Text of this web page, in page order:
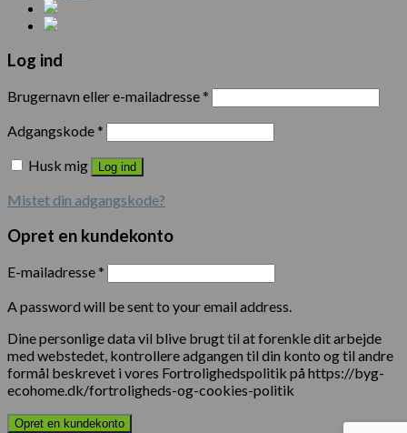
Log ind
Brugernavn eller e-mailadresse*
Adgangskode*
Husk mig
Log ind
Mistet din adgangskode?
Opret en kundekonto
E-mailadresse*
A password will be sent to your email address.
Dine personlige data vil blive brugt til at forenkle dit arbejde
med webstedet, kontrollere adgangen til din konto og til andre
formål beskrevet i vores Fortrolighedspolitik på https://byg-
ecohome.dk/fortroligheds-og-cookies-politik
Opret en kundekonto